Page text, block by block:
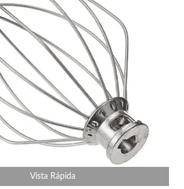
Vista Rápida